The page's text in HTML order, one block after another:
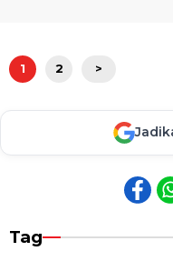
1 2 >
Tag